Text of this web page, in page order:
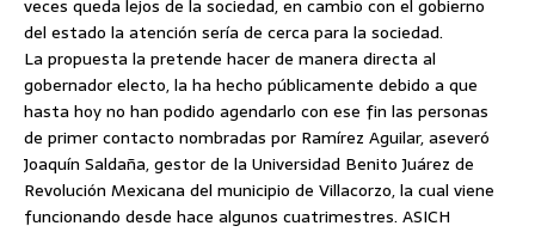
veces queda lejos de la sociedad, en cambio con el gobierno
del estado la atención sería de cerca para la sociedad.
La propuesta la pretende hacer de manera directa al
gobernador electo, la ha hecho públicamente debido a que
hasta hoy no han podido agendarlo con ese fin las personas
de primer contacto nombradas por Ramírez Aguilar, aseveró
Joaquín Saldaña, gestor de la Universidad Benito Juárez de
Revolución Mexicana del municipio de Villacorzo, la cual viene
funcionando desde hace algunos cuatrimestres. ASICH